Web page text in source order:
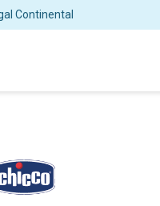
Continental